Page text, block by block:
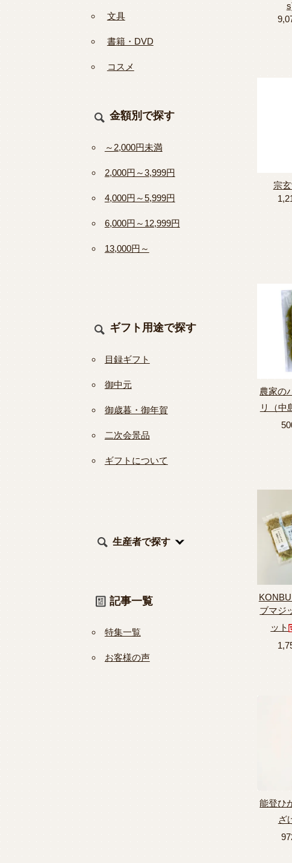
宗
農家の
リ（中
ブマジ
ット
能登ひ
ざ
文具
書籍・DVD
コスメ
金額別で探す
～2,000円未満
2,000円～3,999円
4,000円～5,999円
6,000円～12,999円
13,000円～
ギフト用途で探す
目録ギフト
御中元
御歳暮・御年賀
二次会景品
ギフトについて
生産者で探す
記事一覧
特集一覧
お客様の声